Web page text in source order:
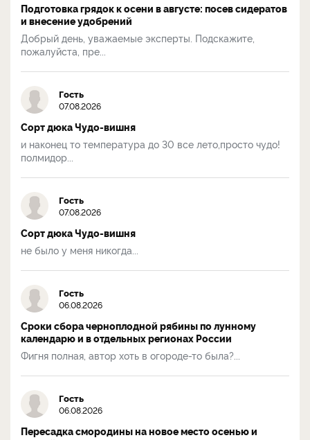
Подготовка грядок к осени в августе: посев сидератов
и внесение удобрений
Добрый день, уважаемые эксперты. Подскажите,
пожалуйста, пре...
Гость
07.08.2026
Сорт дюка Чудо-вишня
и наконец то температура до 30 все лето,просто чудо!
полмидор...
Гость
07.08.2026
Сорт дюка Чудо-вишня
не было у меня никогда...
Гость
06.08.2026
Сроки сбора черноплодной рябины по лунному
календарю и в отдельных регионах России
Фигня полная, автор хоть в огороде-то была?...
Гость
06.08.2026
Пересадка смородины на новое место осенью и